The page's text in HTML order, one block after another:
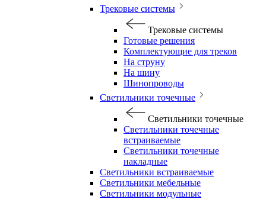
Трековые системы
Трековые системы
Готовые решения
Комплектующие для треков
На струну
На шину
Шинопроводы
Светильники точечные
Светильники точечные
Светильники точечные
встраиваемые
Светильники точечные
накладные
Светильники встраиваемые
Светильники мебельные
Светильники модульные